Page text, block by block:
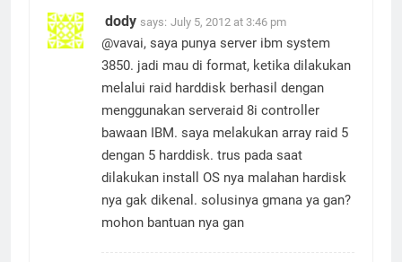
dody says: July 5, 2012 at 3:46 pm
@vavai, saya punya server ibm system
3850. jadi mau di format, ketika dilakukan
melalui raid harddisk berhasil dengan
menggunakan serveraid 8i controller
bawaan IBM. saya melakukan array raid 5
dengan 5 harddisk. trus pada saat
dilakukan install OS nya malahan hardisk
nya gak dikenal. solusinya gmana ya gan?